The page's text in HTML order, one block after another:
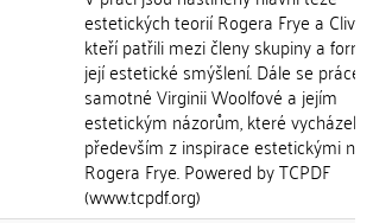
estetických teorií Rogera Frye a Cliva
kteří patřili mezi členy skupiny a
její estetické smýšlení. Dále se práce
samotné Virginii Woolfové a jejím
estetickým názorům, které vycházely
především z inspirace estetickými
Rogera Frye. Powered by TCPDF
(www.tcpdf.org)